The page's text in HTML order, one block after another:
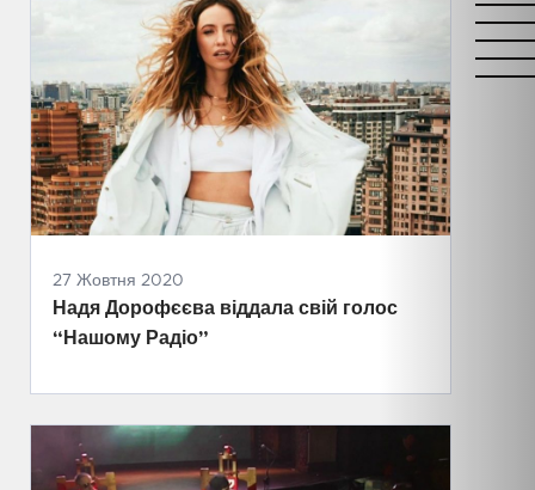
27 Жовтня 2020
Надя Дорофєєва віддала свій голос
“Нашому Радіо”